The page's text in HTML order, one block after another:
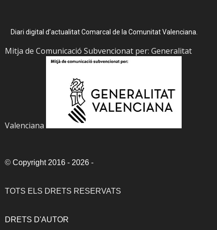
Diari digital d’actualitat Comarcal de la Comunitat Valenciana.
Mitja de Comunicació Subvencionat per: Generalitat
Valenciana
© Copyright 2016 - 2026 -
TOTS ELS DRETS RESERVATS
DRETS D'AUTOR